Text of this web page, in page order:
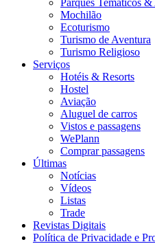
Parques Temáticos &
Mochilão
Ecoturismo
Turismo de Aventura
Turismo Religioso
Serviços
Hotéis & Resorts
Hostel
Aviação
Aluguel de carros
Vistos e passagens
WePlann
Comprar passagens
Últimas
Notícias
Vídeos
Listas
Trade
Revistas Digitais
Política de Privacidade e